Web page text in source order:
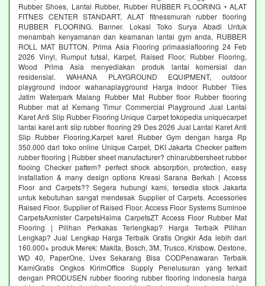
Rubber Shoes, Lantai Rubber, Rubber RUBBER FLOORING • ALAT
FITNES CENTER STANDART, ALAT fitnessmurah rubber flooring
RUBBER FLOORING. Banner. Lokasi Toko Surya Abadi Untuk
menambah kenyamanan dan keamanan lantai gym anda, RUBBER
ROLL MAT BUTTON. Prima Asia Flooring primaasiaflooring 24 Feb
2026 Vinyl, Rumput futsal, Karpet, Raised Floor, Rubber Flooring,
Wood Prima Asia menyediakan produk lantai komersial dan
residensial. WAHANA PLAYGROUND EQUIPMENT, outdoor
playground indoor wahanaplayground Harga Indoor Rubber Tiles
Jatim Waterpark Malang Rubber Mat Rubber floor Rubber flooring
Rubber mat at Kemang Timur Commercial Playground Jual Lantai
Karet Anti Slip Rubber Flooring Unique Carpet tokopedia uniquecarpet
lantai karet anti slip rubber flooring 29 Des 2026 Jual Lantai Karet Anti
Slip Rubber Flooring,Karpet karet Rubber Gym dengan harga Rp
350.000 dari toko online Unique Carpet, DKI Jakarta Checker pattem
rubber flooring | Rubber sheet manufacturer? chinarubbersheet rubber
flooing Checker pattem? perfect shock absorption, protection, easy
installation & many design options Kreasi Sarana Berkah | Access
Floor and Carpets?? Segera hubungi kami, tersedia stock Jakarta
untuk kebutuhan sangat mendesak Supplier of Carpets. Accessories
Raised Floor. Supplier of Raised Floor. Access Floor Systems Suminoe
CarpetsAxmister CarpetsHaima CarpetsZT Access Floor Rubber Mat
Flooring | Pilihan Perkakas Terlengkap? Harga Terbaik Pilihan
Lengkap? Jual Lengkap Harga Terbaik Gratis Ongkir Ada lebih dari
160.000+ produk Merek: Makita, Bosch, 3M, Trusco, Krisbow, Dextone,
WD 40, PaperOne, Uvex Sekarang Bisa CODPenawaran Terbaik
KamiGratis Ongkos KirimOffice Supply Penelusuran yang terkait
dengan PRODUSEN rubber flooring rubber flooring indonesia harga